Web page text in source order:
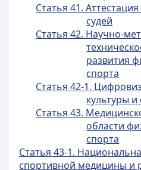
Статья 41.
судей
Статья 42. Научно-
развития
спорта
Статья 42-1.
культуры и
Статья 43.
области
спорта
Статья 43-1.
спортивной медицины и